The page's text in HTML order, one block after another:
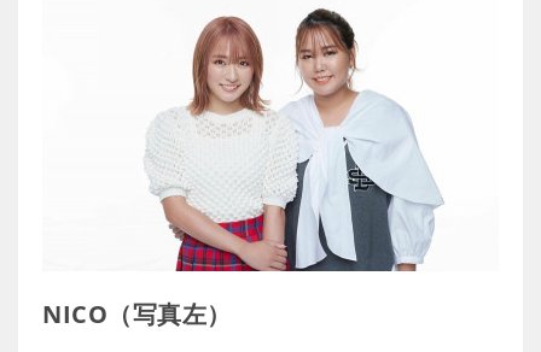
NICO（写真左）